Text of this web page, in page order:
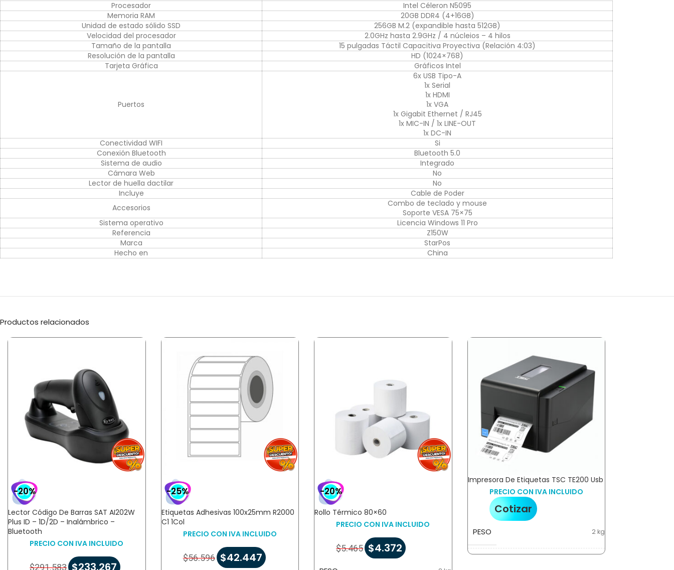
Procesador
Intel Céleron N5095
Memoria RAM
20GB DDR4 (4+16GB)
Unidad de estado sólido SSD
256GB M.2 (expandible hasta 512GB)
Velocidad del procesador
2.0GHz hasta 2.9GHz / 4 núcleios – 4 hilos
Tamaño de la pantalla
15 pulgadas Táctil Capacitiva Proyectiva (Relación 4:03)
Resolución de la pantalla
HD (1024×768)
Tarjeta Gráfica
Gráficos Intel
Puertos
6x USB Tipo-A
1x Serial
1x HDMI
1x VGA
1x Gigabit Ethernet / RJ45
1x MIC-IN / 1x LINE-OUT
1x DC-IN
Conectividad WIFI
Si
Conexión Bluetooth
Bluetooth 5.0
Sistema de audio
Integrado
Cámara Web
No
Lector de huella dactilar
No
Incluye
Cable de Poder
Accesorios
Combo de teclado y mouse
Soporte VESA 75×75
Sistema operativo
Licencia Windows 11 Pro
Referencia
Z150W
Marca
StarPos
Hecho en
China
Productos relacionados
-20%
Lector Código De Barras SAT AI202W
Plus ID – 1D/2D – Inalámbrico –
Bluetooth
PRECIO CON IVA INCLUIDO
$291.583 $233.267
-25%
Etiquetas Adhesivas 100x25mm R2000
C1 1Col
PRECIO CON IVA INCLUIDO
$56.596 $42.447
-20%
Rollo Térmico 80×60
PRECIO CON IVA INCLUIDO
$5.465 $4.372
Impresora De Etiquetas TSC TE200 Usb
PRECIO CON IVA INCLUIDO
Cotizar
PESO 2 kg